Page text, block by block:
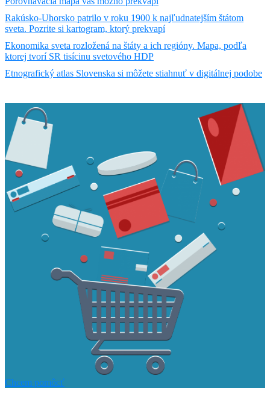
Rakúsko-Uhorsko patrilo v roku 1900 k najľudnatejším štátom
sveta. Pozrite si kartogram, ktorý prekvapí
Ekonomika sveta rozložená na štáty a ich regióny. Mapa, podľa
ktorej tvorí SR tisícinu svetového HDP
Etnografický atlas Slovenska si môžete stiahnuť v digitálnej podobe
Chcem pomôcť